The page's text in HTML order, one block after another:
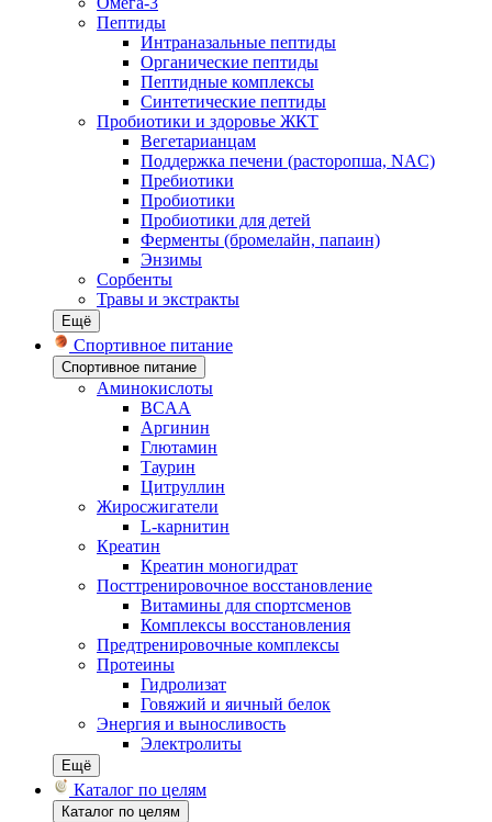
Пептиды
Интраназальные пептиды
Органические пептиды
Пептидные комплексы
Синтетические пептиды
Пробиотики и здоровье ЖКТ
Вегетарианцам
Поддержка печени (расторопша, NAC)
Пребиотики
Пробиотики
Пробиотики для детей
Ферменты (бромелайн, папаин)
Энзимы
Сорбенты
Травы и экстракты
Ещё
Спортивное питание
Спортивное питание
Аминокислоты
BCAA
Аргинин
Глютамин
Таурин
Цитруллин
Жиросжигатели
L-карнитин
Креатин
Креатин моногидрат
Посттренировочное восстановление
Витамины для спортсменов
Комплексы восстановления
Предтренировочные комплексы
Протеины
Гидролизат
Говяжий и яичный белок
Энергия и выносливость
Электролиты
Ещё
Каталог по целям
Каталог по целям